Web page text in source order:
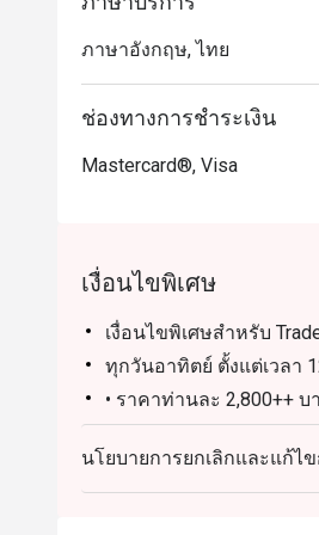
ภาษาอังกฤษ, ไทย
ช่องทางการชำระเงิน
Mastercard®, Visa
เงื่อนไขพิเศษ
เงื่อนไขพิเศษสำหรับ
ทุกวันอาทิตย์ ตั้งแต่เวลา
• ราคาท่านละ 2,800++
• ราคา 3,800++ บาท ต่
• ราคา 5,500++ บาท ต่อ
Tiki น้ำผลไม้ และน้ำอัดล
นโยบายการยกเลิกและแก้ไ